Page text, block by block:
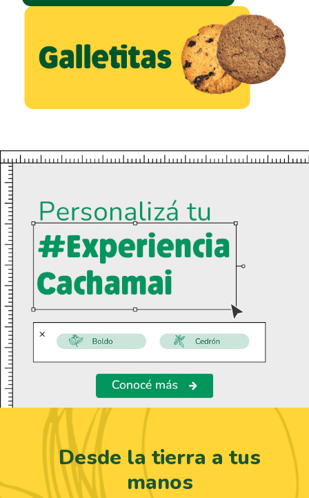
Desde la tierra a tus
manos